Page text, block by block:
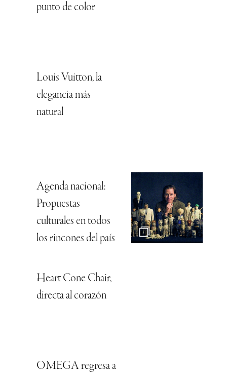
punto de color
Louis Vuitton, la
elegancia más
natural
Agenda nacional:
Propuestas
culturales en todos
los rincones del país
Heart Cone Chair,
directa al corazón
OMEGA regresa a